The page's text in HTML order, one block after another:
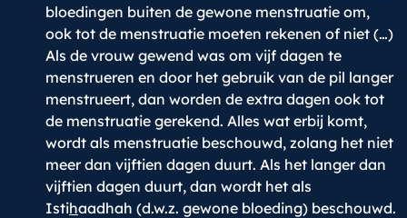
bloedingen buiten de gewone menstruatie om,
ook tot de menstruatie moeten rekenen of niet (…)
Als de vrouw gewend was om vijf dagen te
menstrueren en door het gebruik van de pil langer
menstrueert, dan worden de extra dagen ook tot
de menstruatie gerekend. Alles wat erbij komt,
wordt als menstruatie beschouwd, zolang het niet
meer dan vijftien dagen duurt. Als het langer dan
vijftien dagen duurt, dan wordt het als
Istihaadhah (d.w.z. gewone bloeding) beschouwd.